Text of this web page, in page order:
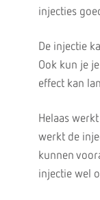
injecties
De injectie
Ook kun je
effect kan
Helaas
werkt de
kunnen
injectie wel